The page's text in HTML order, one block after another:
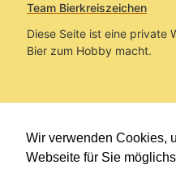
Wir verwenden Cookies,
Webseite für Sie
Team Bierkreiszeichen
Diese Seite ist eine private
Bier zum Hobby macht.
Sie befinden sich auf
im Pfad:Übers Bier/
Informationen zur Brauerei